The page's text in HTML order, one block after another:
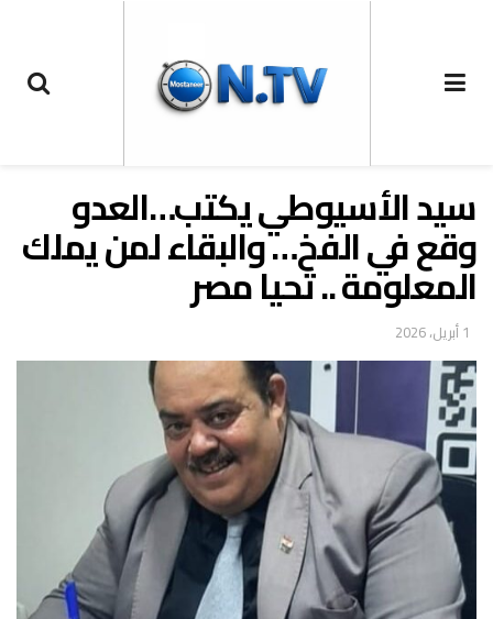
سيد الأسيوطي يكتب…العدو
وقع في الفخ… والبقاء لمن يملك
المعلومة .. تحيا مصر
1 أبريل، 2026